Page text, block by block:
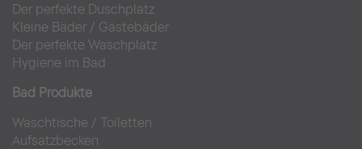
Der perfekte Duschplatz
Kleine Bäder / Gästebäder
Der perfekte Waschplatz
Hygiene im Bad
Bad Produkte
Waschtische / Toiletten
Aufsatzbecken